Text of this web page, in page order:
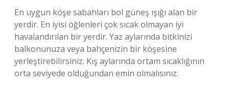
En uygun köşe sabahları bol güneş ışığı alan bir
yerdir. En iyisi öğlenleri çok sıcak olmayan iyi
havalandırılan bir yerdir. Yaz aylarında bitkinizi
balkonunuza veya bahçenizin bir köşesine
yerleştirebilirsiniz. Kış aylarında ortam sıcaklığının
orta seviyede olduğundan emin olmalısınız.